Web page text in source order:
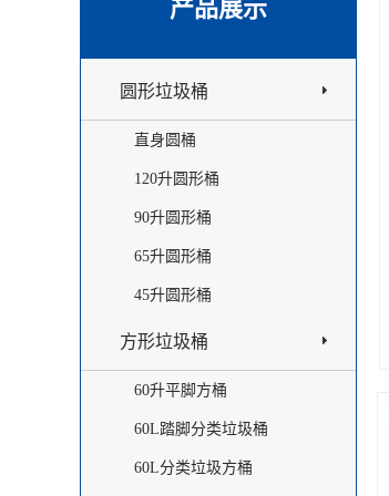
产品展示
圆形垃圾桶
直身圆桶
120升圆形桶
90升圆形桶
65升圆形桶
45升圆形桶
方形垃圾桶
60升平脚方桶
60L踏脚分类垃圾桶
60L分类垃圾方桶